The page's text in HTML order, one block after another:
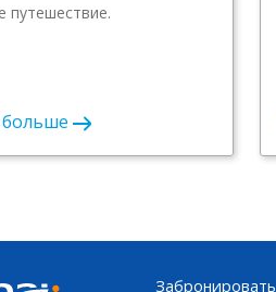
путешествие.
Забронировать